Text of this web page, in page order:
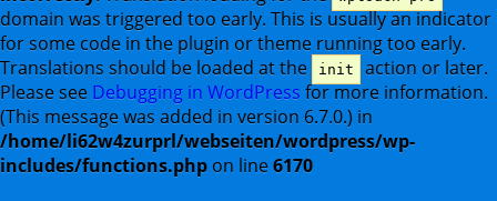
domain was triggered too early. This is usually an indicator
for some code in the plugin or theme running too early.
Translations should be loaded at the
init
action or later.
Please see Debugging in WordPress for more information.
(This message was added in version 6.7.0.) in
/home/li62w4zurprl/webseiten/wordpress/wp-
includes/functions.php on line6170